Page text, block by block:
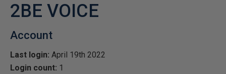
2BE VOICE
Account
Last login: April 19th 2022
Login count: 1